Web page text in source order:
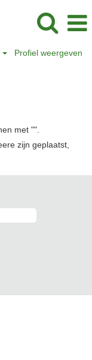
Profiel weergeven
met "".
zijn geplaatst,